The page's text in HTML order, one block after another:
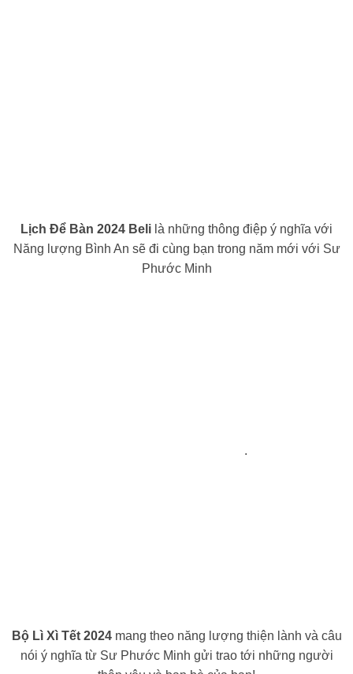
Lịch Để Bàn 2024 Beli là những thông điệp ý nghĩa với
Năng lượng Bình An sẽ đi cùng bạn trong năm mới với Sư
Phước Minh
.
Bộ Lì Xì Tết 2024mang theo năng lượng thiện lành và câu
nói ý nghĩa từ Sư Phước Minh gửi trao tới những người